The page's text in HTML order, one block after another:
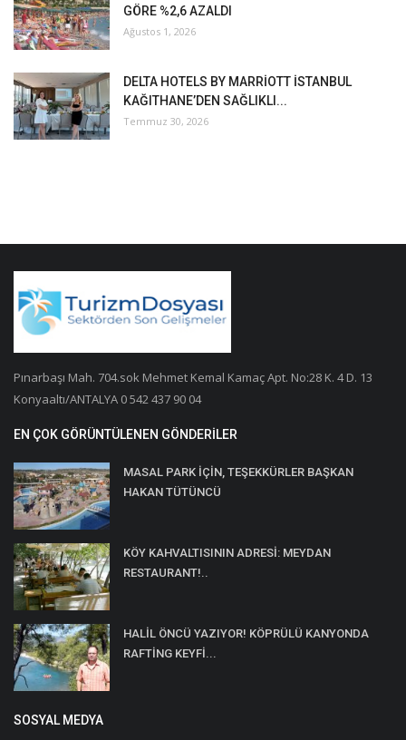
GÖRE %2,6 AZALDI
Ağustos 1, 2026
DELTA HOTELS BY MARRİOTT İSTANBUL
KAĞITHANE’DEN SAĞLIKLI...
Temmuz 30, 2026
Pınarbaşı Mah. 704.sok Mehmet Kemal Kamaç Apt. No:28 K. 4 D. 13
Konyaaltı/ANTALYA 0 542 437 90 04
EN ÇOK GÖRÜNTÜLENEN GÖNDERILER
MASAL PARK İÇİN, TEŞEKKÜRLER BAŞKAN
HAKAN TÜTÜNCÜ
KÖY KAHVALTISININ ADRESİ: MEYDAN
RESTAURANT!..
HALİL ÖNCÜ YAZIYOR! KÖPRÜLÜ KANYONDA
RAFTİNG KEYFİ...
SOSYAL MEDYA